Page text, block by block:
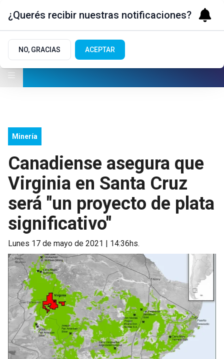
Minería
Canadiense asegura que
Virginia en Santa Cruz
será "un proyecto de plata
significativo"
lunes 17 de mayo de 2021 | 14:36hs.
¿Querés recibir nuestras notificaciones?
NO, GRACIAS ACEPTAR